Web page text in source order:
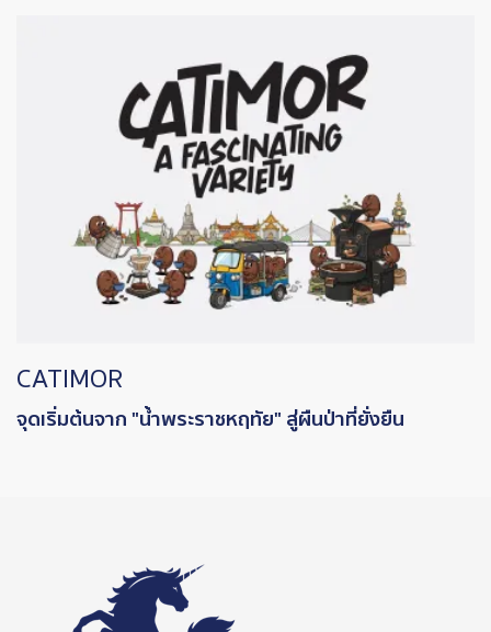
CATIMOR
จุดเริ่มต้นจาก "น้ำพระราชหฤทัย" สู่ผืนป่าที่ยั่งยืน